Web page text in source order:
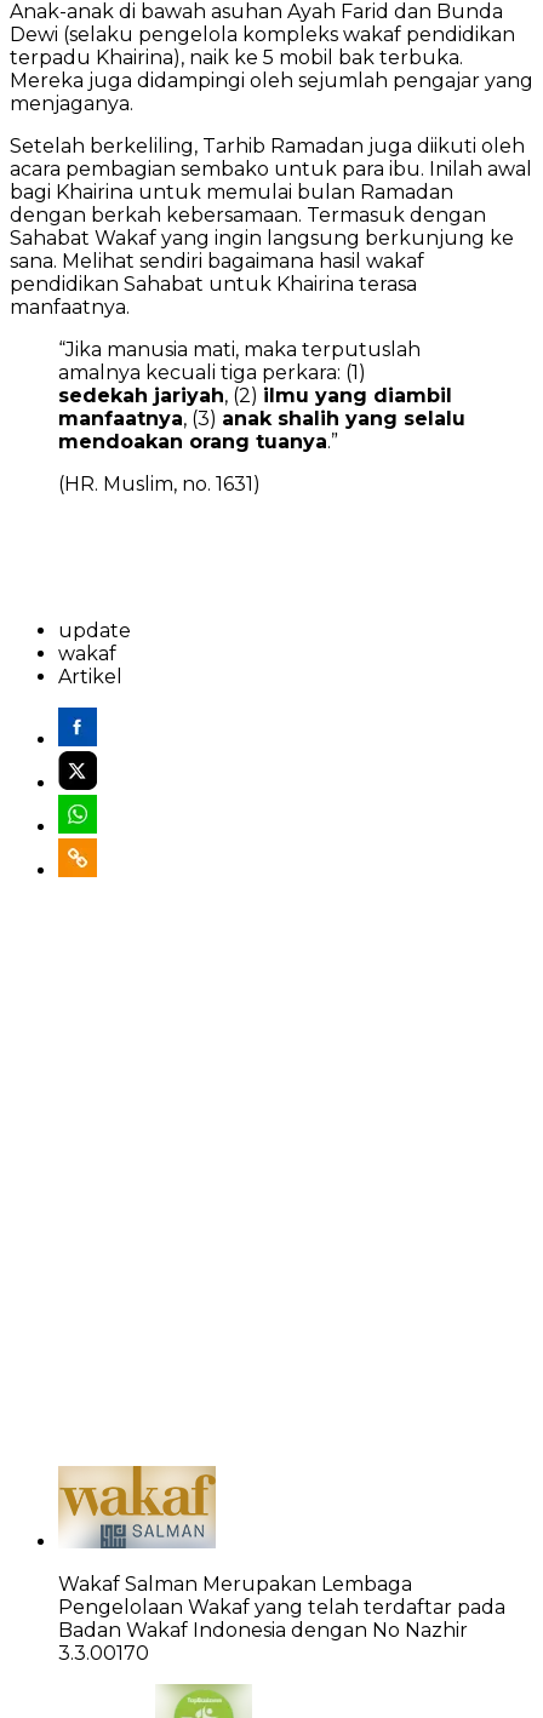
Anak-anak di bawah asuhan Ayah Farid dan Bunda
Dewi (selaku pengelola kompleks wakaf pendidikan
terpadu Khairina), naik ke 5 mobil bak terbuka.
Mereka juga didampingi oleh sejumlah pengajar yang
menjaganya.
Setelah berkeliling, Tarhib Ramadan juga diikuti oleh
acara pembagian sembako untuk para ibu. Inilah awal
bagi Khairina untuk memulai bulan Ramadan
dengan berkah kebersamaan. Termasuk dengan
Sahabat Wakaf yang ingin langsung berkunjung ke
sana. Melihat sendiri bagaimana hasil wakaf
pendidikan Sahabat untuk Khairina terasa
manfaatnya.
“Jika manusia mati, maka terputuslah
amalnya kecuali tiga perkara: (1)
sedekah jariyah, (2) ilmu yang diambil
manfaatnya, (3) anak shalih yang selalu
mendoakan orang tuanya.”
(HR. Muslim, no. 1631)
update
wakaf
Artikel
Wakaf Salman Merupakan Lembaga
Pengelolaan Wakaf yang telah terdaftar pada
Badan Wakaf Indonesia dengan No Nazhir
3.3.00170